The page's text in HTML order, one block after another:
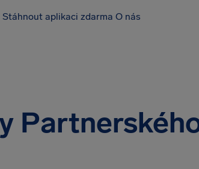
Stáhnout aplikaci zdarma O nás